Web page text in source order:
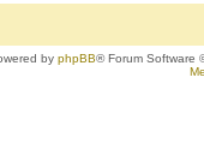
by phpBB® Forum Software